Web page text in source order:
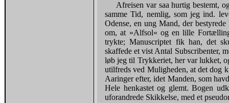
Afreisen var saa hurtig bestemt,
samme Tid, nemlig, som jeg ind.
Odense, en ung Mand, der
om, at »Alfsol« og en lille
trykte; Manuscriptet fik han, det
skaffede et vist Antal Subscribenter,
løb jeg til Trykkeriet, her var lukket,
utilfreds ved Muligheden, at det dog
Aaringer efter, idet Manden, som
Hele henkastet og glemt. Bogen
uforandrede Skikkelse, med et